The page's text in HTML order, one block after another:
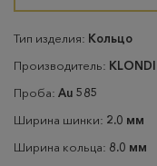
Тип изделия: Кольцо
Производитель:
Проба: Au 585
Ширина шинки: 2.0 мм
Ширина кольца: 8.0 мм